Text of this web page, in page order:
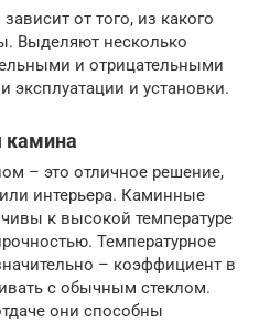
от того, из какого
Выделяют несколько
и отрицательными
эксплуатации и установки.
камина
– это отличное решение,
интерьера. Каминные
к высокой температуре
Температурное
– коэффициент в
с обычным стеклом.
они способны